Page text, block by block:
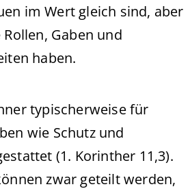
im Wert gleich sind, aber
Gaben und
haben.
typischerweise für
wie Schutz und
(1. Korinther 11,3).
zwar geteilt werden,